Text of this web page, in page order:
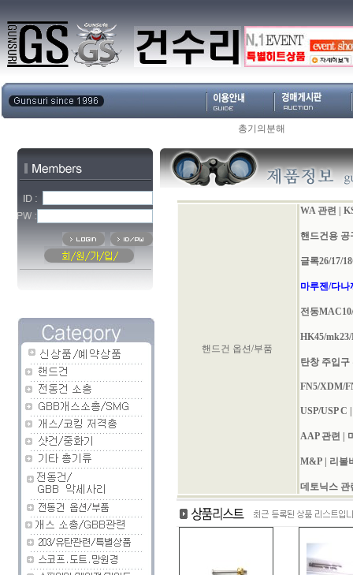
총기의분해
핸드건 옵션/부품
WA 관련
핸드건용 공
글록26/17/
마루젠/다나
전동
HK45/
탄창 주입구
FN5/XDM/
USP/USP C
AAP 관련
M&P| 리볼
데토닉스 관